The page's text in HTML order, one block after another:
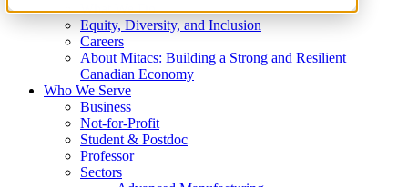
What We Do
Equity, Diversity, and Inclusion
Careers
About Mitacs: Building a Strong and Resilient
Canadian Economy
Who We Serve
Business
Not-for-Profit
Student & Postdoc
Professor
Sectors